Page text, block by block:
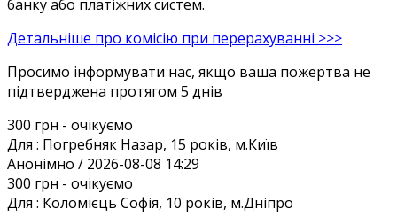
банку або платіжних систем.
Детальніше про комісію при перерахуванні >>>
Просимо інформувати нас, якщо ваша пожертва не
підтверджена протягом 5 днів
300 грн - очікуємо
Для : Погребняк Назар, 15 років, м.Київ
Анонiмно / 2026-08-08 14:29
300 грн - очікуємо
Для : Коломієць Софія, 10 років, м.Дніпро